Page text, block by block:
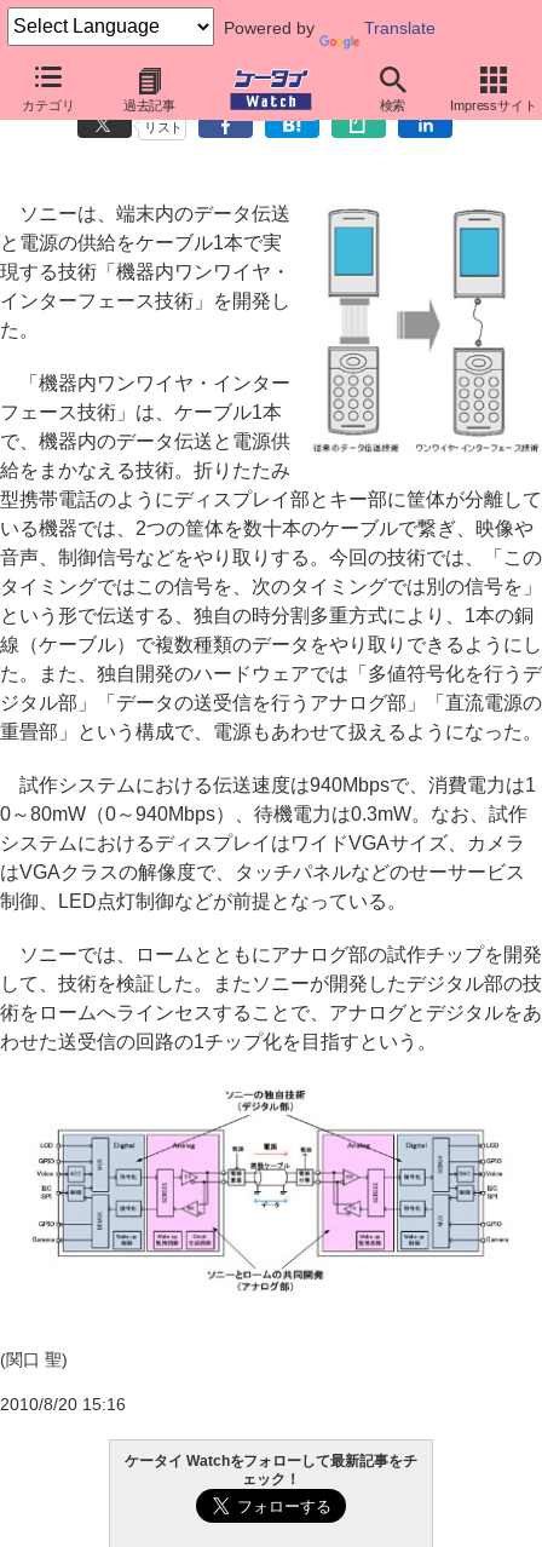
Powered by Translate
カテゴリ 過去記事 検索 Impressサイト
ソニー、ケーブル1本で端末内通信と電源供給を実現する技術
リスト
ソニーは、端末内のデータ伝送
と電源の供給をケーブル1本で実
現する技術「機器内ワンワイヤ・
インターフェース技術」を開発し
た。
「機器内ワンワイヤ・インター
フェース技術」は、ケーブル1本
で、機器内のデータ伝送と電源供
給をまかなえる技術。折りたたみ
型携帯電話のようにディスプレイ部とキー部に筐体が分離して
いる機器では、2つの筐体を数十本のケーブルで繋ぎ、映像や
音声、制御信号などをやり取りする。今回の技術では、「この
タイミングではこの信号を、次のタイミングでは別の信号を」
という形で伝送する、独自の時分割多重方式により、1本の銅
線（ケーブル）で複数種類のデータをやり取りできるようにし
た。また、独自開発のハードウェアでは「多値符号化を行うデ
ジタル部」「データの送受信を行うアナログ部」「直流電源の
重畳部」という構成で、電源もあわせて扱えるようになった。
試作システムにおける伝送速度は940Mbpsで、消費電力は1
0～80mW（0～940Mbps）、待機電力は0.3mW。なお、試作
システムにおけるディスプレイはワイドVGAサイズ、カメラ
はVGAクラスの解像度で、タッチパネルなどのせーサービス
制御、LED点灯制御などが前提となっている。
ソニーでは、ロームとともにアナログ部の試作チップを開発
して、技術を検証した。またソニーが開発したデジタル部の技
術をロームへラインセスすることで、アナログとデジタルをあ
わせた送受信の回路の1チップ化を目指すという。
(関口 聖)
2010/8/20 15:16
ケータイ Watchをフォローして最新記事をチ
ェック！